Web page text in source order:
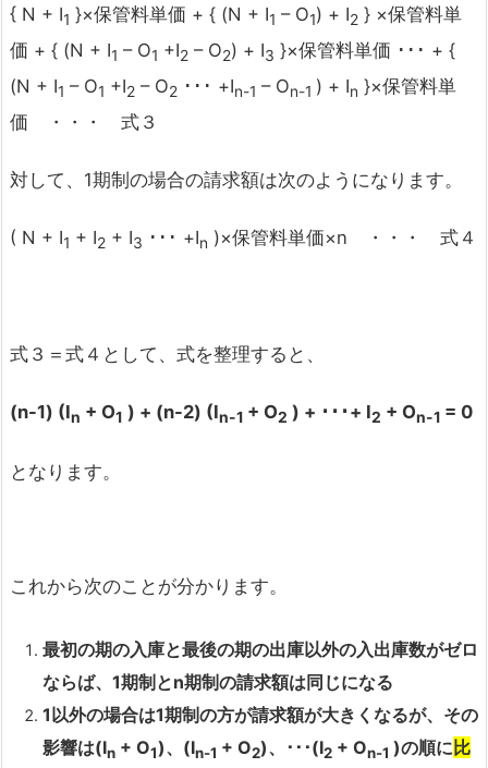
{ N + I1 }×保管料単価 + { (N + I1 – O1) + I2 } ×保管料単
価 + { (N + I1 – O1 +I2 – O2) + I3 }×保管料単価 ･･･ + {
(N + I1 – O1 +I2 – O2 ･･･ +In-1 – On-1 ) + In }×保管料単
価 ・・・ 式３
対して、1期制の場合の請求額は次のようになります。
( N + I1 + I2 + I3 ･･･ +In )×保管料単価×n ・・・ 式４
式３＝式４として、式を整理すると、
(n-1) (In + O1 ) + (n-2) (In-1 + O2 ) + ･･･+ I2 + On-1 = 0
となります。
これから次のことが分かります。
最初の期の入庫と最後の期の出庫以外の入出庫数がゼロ
ならば、1期制とn期制の請求額は同じになる
1以外の場合は1期制の方が請求額が大きくなるが、その
影響は(In + O1)、(In-1 + O2)、･･･(I2 + On-1 )の順に比